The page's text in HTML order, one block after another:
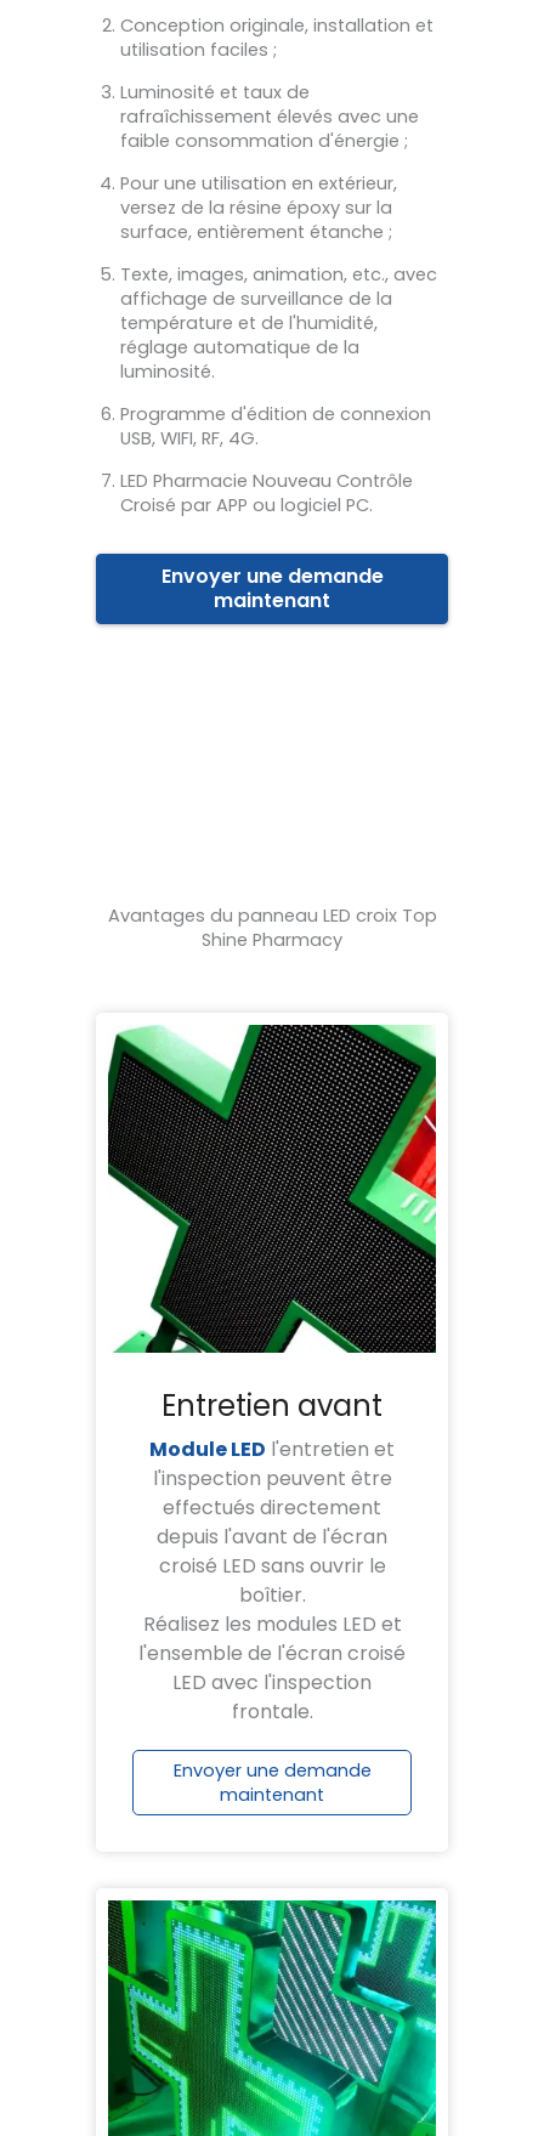
Conception originale, installation et
utilisation faciles ;
Luminosité et taux de
rafraîchissement élevés avec une
faible consommation d'énergie ;
Pour une utilisation en extérieur,
versez de la résine époxy sur la
surface, entièrement étanche ;
Texte, images, animation, etc., avec
affichage de surveillance de la
température et de l'humidité,
réglage automatique de la
luminosité.
Programme d'édition de connexion
USB, WIFI, RF, 4G.
LED Pharmacie Nouveau Contrôle
Croisé par APP ou logiciel PC.
Envoyer une demande
maintenant
Avantages du panneau LED croix Top
Shine Pharmacy
Entretien avant
Module LED l'entretien et
l'inspection peuvent être
effectués directement
depuis l'avant de l'écran
croisé LED sans ouvrir le
boîtier.
Réalisez les modules LED et
l'ensemble de l'écran croisé
LED avec l'inspection
frontale.
Envoyer une demande
maintenant